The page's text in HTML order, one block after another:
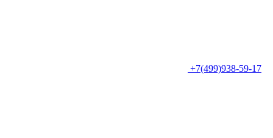
+7(499)938-59-17